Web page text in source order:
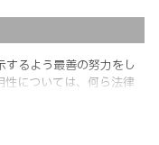
るよう最善の努力をし
については、何ら法律